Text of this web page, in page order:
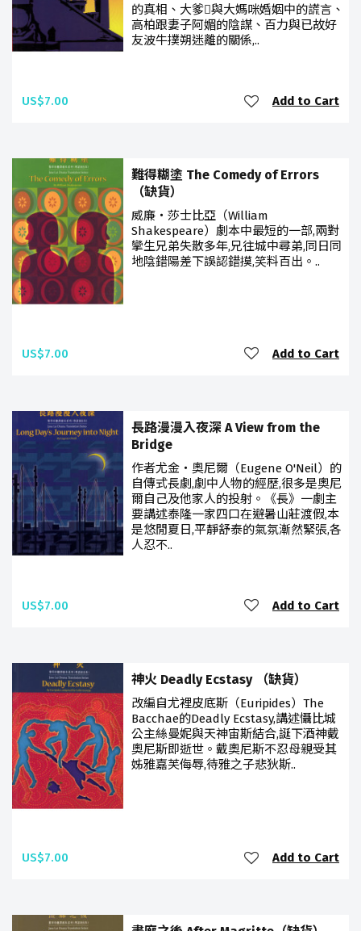
的真相、大爹與大媽咪婚姻中的謊言、
高柏跟妻子阿媚的陰謀、百力與已故好
友波牛撲朔迷離的關係,..
US$7.00 Add to Cart
難得糊塗 The Comedy of Errors
（缺貨）
威廉‧莎士比亞（William
Shakespeare）劇本中最短的一部,兩對
攣生兄弟失散多年,兄往城中尋弟,同日同
地陰錯陽差下誤認錯摸,笑料百出。..
US$7.00 Add to Cart
長路漫漫入夜深 A View from the
Bridge
作者尤金‧奧尼爾（Eugene O'Neil）的
自傳式長劇,劇中人物的經歷,很多是奧尼
爾自己及他家人的投射。《長》一劇主
要講述泰隆一家四口在避暑山莊渡假,本
是悠閒夏日,平靜舒泰的氣氛漸然緊張,各
人忍不..
US$7.00 Add to Cart
神火 Deadly Ecstasy （缺貨）
改編自尤裡皮底斯（Euripides）The
Bacchae的Deadly Ecstasy,講述懾比城
公主絲曼妮與天神宙斯結合,誕下酒神戴
奧尼斯即逝世。戴奧尼斯不忍母親受其
姊雅嘉芙侮辱,待雅之子悲狄斯..
US$7.00 Add to Cart